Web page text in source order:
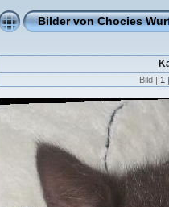
Bilder von Chocies
Bild | 1 |